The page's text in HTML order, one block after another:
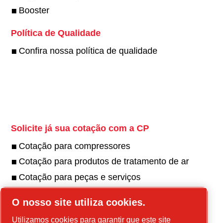
Booster
Política de Qualidade
Confira nossa política de qualidade
Solicite já sua cotação com a CP
Cotação para compressores
Cotação para produtos de tratamento de ar
Cotação para peças e serviços
O nosso site utiliza cookies.
Utilizamos cookies para garantir que este site